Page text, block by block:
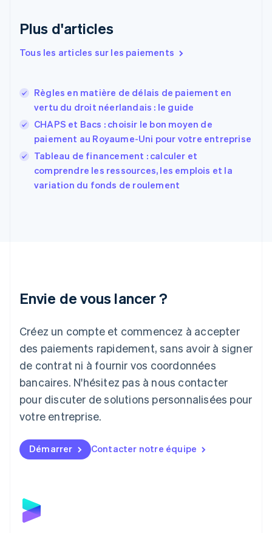
Plus d'articles
Tous les articles sur les paiements
Règles en matière de délais de paiement en
vertu du droit néerlandais : le guide
CHAPS et Bacs : choisir le bon moyen de
paiement au Royaume-Uni pour votre entreprise
Tableau de financement : calculer et
comprendre les ressources, les emplois et la
variation du fonds de roulement
Envie de vous lancer ?
Créez un compte et commencez à accepter
des paiements rapidement, sans avoir à signer
de contrat ni à fournir vos coordonnées
bancaires. N'hésitez pas à nous contacter
pour discuter de solutions personnalisées pour
votre entreprise.
Démarrer Contacter notre équipe
Espagne
Estonie
EnglishEspañol简体中文
Finlande
EnglishSvenska
FrançaisEnglish
Gibraltar
English
Grèce
Japon
Lettonie
English
Liechtenstein
DeutschEnglish
Lituanie
Luxembourg
FrançaisDeutschEnglish
English简体中文
Malte
Norvège
English